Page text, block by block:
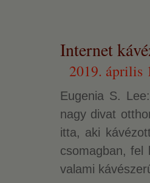
Internet
2019. április
Eugenia S.
nagy divat
itta, aki
csomagban, fel
valami